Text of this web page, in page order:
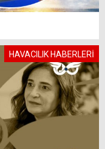
HAVACILIK HABERLERİ